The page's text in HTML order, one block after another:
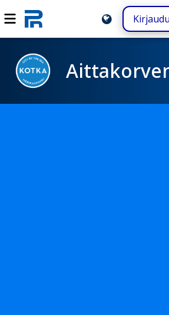
Kirjaudu